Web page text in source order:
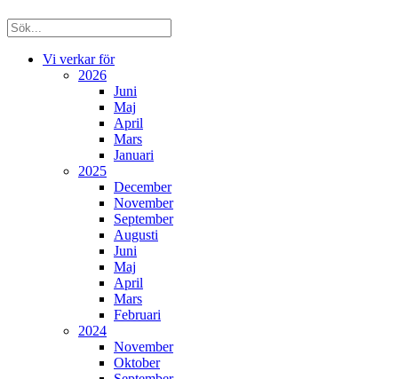
Vi verkar för
2026
Juni
Maj
April
Mars
Januari
2025
December
November
September
Augusti
Juni
Maj
April
Mars
Februari
2024
November
Oktober